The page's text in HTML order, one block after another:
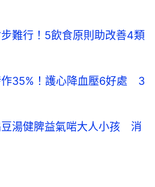
難行！5飲食原則助改善4類
作35%！護心降血壓6好處 3
豆湯健脾益氣啱大人小孩 消